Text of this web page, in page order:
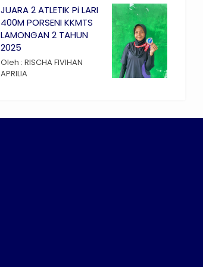
JUARA 2 ATLETIK Pi LARI
400M PORSENI KKMTS
LAMONGAN 2 TAHUN
2025
Oleh : RISCHA FIVIHAN
APRILIA